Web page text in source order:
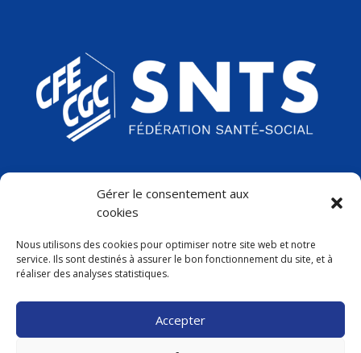
Gérer le consentement aux
cookies
Nous utilisons des cookies pour optimiser notre site web et notre
service. Ils sont destinés à assurer le bon fonctionnement du site, et à
réaliser des analyses statistiques.
Accepter
CONTACT
ESPACE ADHÉRENT